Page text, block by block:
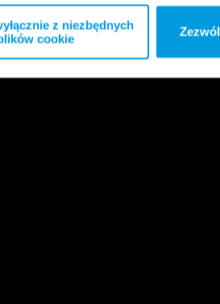
z niezbędnych
cookie